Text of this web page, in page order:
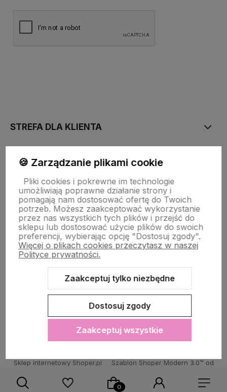
STREFA DLA KLIENTA
PŁATNOŚĆ I DOSTAWA
STRONY INFORMACYJNE
POMOC DLA KLIENTA
Sklep internetowy Shoper.pl Szablon Shoper Modern 3.0™ od
🍪 Zarządzanie plikami cookie
Pliki cookies i pokrewne im technologie
umożliwiają poprawne działanie strony i
pomagają nam dostosować ofertę do Twoich
potrzeb. Możesz zaakceptować wykorzystanie
przez nas wszystkich tych plików i przejść do
sklepu lub dostosować użycie plików do swoich
preferencji, wybierając opcję "Dostosuj zgody".
Więcej o plikach cookies przeczytasz w naszej
Polityce prywatności.
Zaakceptuj tylko niezbędne
Dostosuj zgody
Zaakceptuj wszystkie